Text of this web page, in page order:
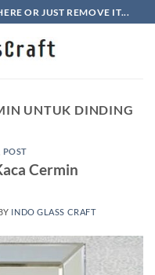
OR JUST REMOVE IT...
UNTUK DINDING
POST
Cermin
INDO GLASS CRAFT